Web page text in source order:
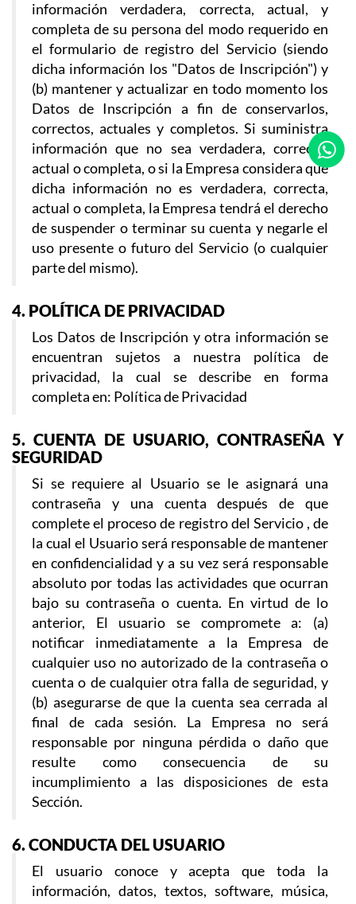
información verdadera, correcta, actual, y
completa de su persona del modo requerido en
el formulario de registro del Servicio (siendo
dicha información los "Datos de Inscripción") y
(b) mantener y actualizar en todo momento los
Datos de Inscripción a fin de conservarlos,
correctos, actuales y completos. Si suministra
información que no sea verdadera, correcta,
actual o completa, o si la Empresa considera que
dicha información no es verdadera, correcta,
actual o completa, la Empresa tendrá el derecho
de suspender o terminar su cuenta y negarle el
uso presente o futuro del Servicio (o cualquier
parte del mismo).
4. POLÍTICA DE PRIVACIDAD
Los Datos de Inscripción y otra información se
encuentran sujetos a nuestra política de
privacidad, la cual se describe en forma
completa en: Política de Privacidad
5. CUENTA DE USUARIO, CONTRASEÑA Y
SEGURIDAD
Si se requiere al Usuario se le asignará una
contraseña y una cuenta después de que
complete el proceso de registro del Servicio , de
la cual el Usuario será responsable de mantener
en confidencialidad y a su vez será responsable
absoluto por todas las actividades que ocurran
bajo su contraseña o cuenta. En virtud de lo
anterior, El usuario se compromete a: (a)
notificar inmediatamente a la Empresa de
cualquier uso no autorizado de la contraseña o
cuenta o de cualquier otra falla de seguridad, y
(b) asegurarse de que la cuenta sea cerrada al
final de cada sesión. La Empresa no será
responsable por ninguna pérdida o daño que
resulte como consecuencia de su
incumplimiento a las disposiciones de esta
Sección.
6. CONDUCTA DEL USUARIO
El usuario conoce y acepta que toda la
información, datos, textos, software, música,